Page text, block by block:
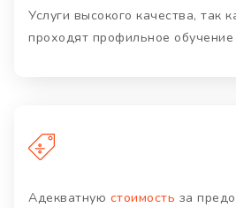
Услуги высокого качества, так
проходят профильное
Адекватную стоимость за